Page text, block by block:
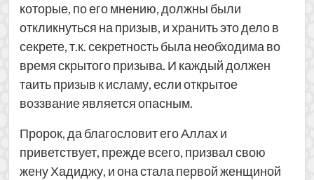
которые, по его мнению, должны были
откликнуться на призыв, и хранить это дело в
секрете, т.к. секретность была необходима во
время скрытого призыва. И каждый должен
таить призыв к исламу, если открытое
воззвание является опасным.
Пророк, да благословит его Аллах и
приветствует, прежде всего, призвал свою
жену Хадиджу, и она стала первой женщиной